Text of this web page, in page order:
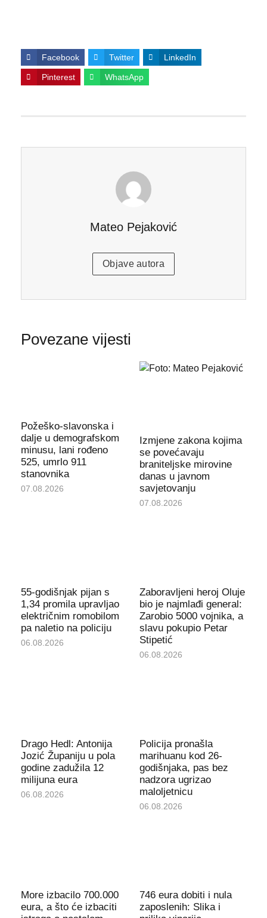
Facebook Twitter LinkedIn
Pinterest WhatsApp
Mateo Pejaković
Objave autora
Povezane vijesti
Požeško-slavonska i
dalje u demografskom
minusu, lani rođeno
525, umrlo 911
stanovnika
07.08.2026
Izmjene zakona kojima
se povećavaju
braniteljske mirovine
danas u javnom
savjetovanju
07.08.2026
55-godišnjak pijan s
1,34 promila upravljao
električnim romobilom
pa naletio na policiju
06.08.2026
Zaboravljeni heroj Oluje
bio je najmlađi general:
Zarobio 5000 vojnika, a
slavu pokupio Petar
Stipetić
06.08.2026
Drago Hedl: Antonija
Jozić Županiju u pola
godine zadužila 12
milijuna eura
06.08.2026
Policija pronašla
marihuanu kod 26-
godišnjaka, pas bez
nadzora ugrizao
maloljetnicu
06.08.2026
More izbacilo 700.000
eura, a što će izbaciti
746 eura dobiti i nula
zaposlenih: Slika i